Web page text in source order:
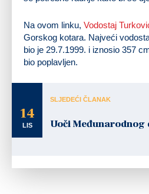
Na ovom linku, Vodostaj
Gorskog kotara. Najveći
bio je 29.7.1999. i iznosio 357
bio poplavljen.
14
LIS
SLJEDEĆI ČLANAK
Uoči Međunarodnog